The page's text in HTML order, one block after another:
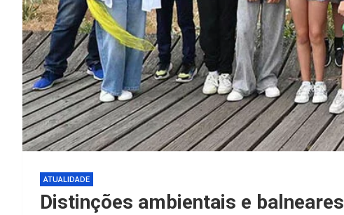
ATUALIDADE
Distinções ambientais e balneares